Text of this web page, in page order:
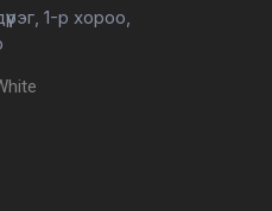
1-р хороо,